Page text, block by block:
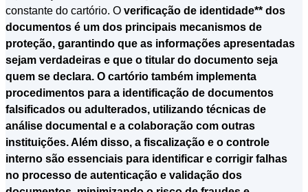
constante do cartório. O verificação de identidade** dos
documentos é um dos principais mecanismos de
proteção, garantindo que as informações apresentadas
sejam verdadeiras e que o titular do documento seja
quem se declara. O cartório também implementa
procedimentos para a identificação de documentos
falsificados ou adulterados, utilizando técnicas de
análise documental e a colaboração com outras
instituições. Além disso, a fiscalização e o controle
interno são essenciais para identificar e corrigir falhas
no processo de autenticação e validação dos